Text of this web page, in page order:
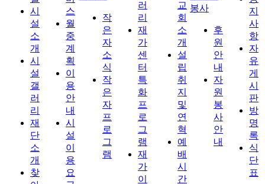
시
설
소
개
시
설
갤
러
리
재
단
소
개
찾
스
월
중
계
획
이
용
안
내
시
설
이
용
요
작
은
자
소
식
작
은
자
프
로
그
램
러
리
재
가
센
터
특
화
프
로
그
램
재
가
이
교
회
소
개
설
립
취
지
및
연
혁
예
배
시
간
봉사
후
원
안
내
자
원
봉
사
안
내
지
사
항
자
유
게
시
판
방
명
록
식
단
표